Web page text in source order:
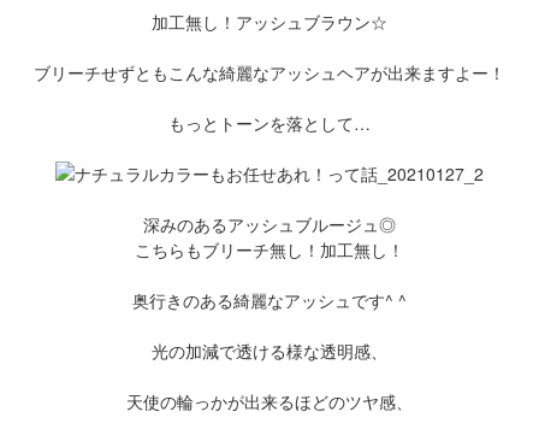
加工無し！アッシュブラウン☆
ブリーチせずともこんな綺麗なアッシュヘアが出来ますよー！
もっとトーンを落として…
深みのあるアッシュブルージュ◎
こちらもブリーチ無し！加工無し！
奥行きのある綺麗なアッシュです^ ^
光の加減で透ける様な透明感、
天使の輪っかが出来るほどのツヤ感、